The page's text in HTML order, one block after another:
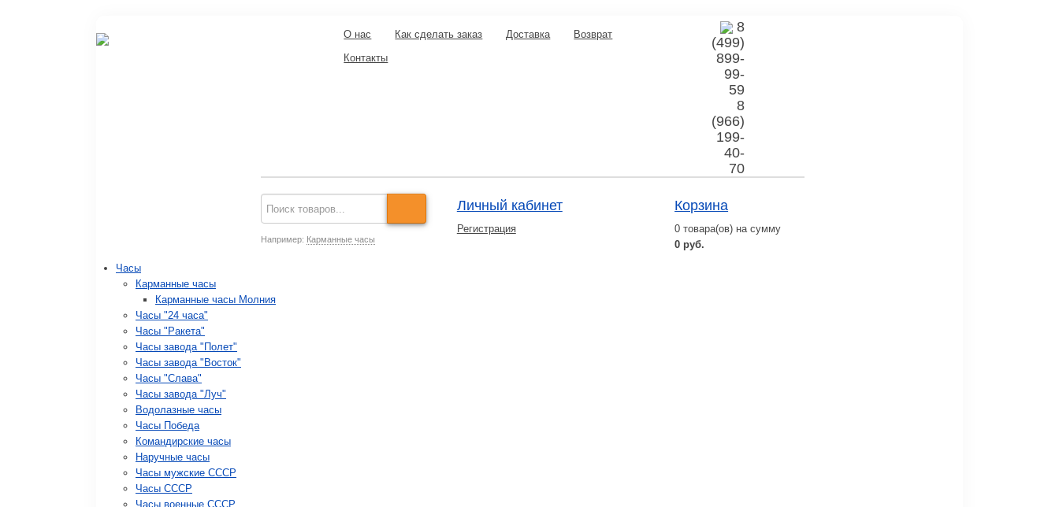
О нас Как сделать заказ Доставка
Возврат
Контакты
8
(499)
899-
99-
59
8
(966)
199-
40-
70
Например: Карманные часы
Личный кабинет
Регистрация
Корзина
0 товара(ов) на сумму
0 руб.
Часы
Карманные часы
Карманные часы Молния
Часы "24 часа"
Часы "Ракета"
Часы завода "Полет"
Часы завода "Восток"
Часы "Слава"
Часы завода "Луч"
Водолазные часы
Часы Победа
Командирские часы
Наручные часы
Часы мужские СССР
Часы СССР
Часы военные СССР